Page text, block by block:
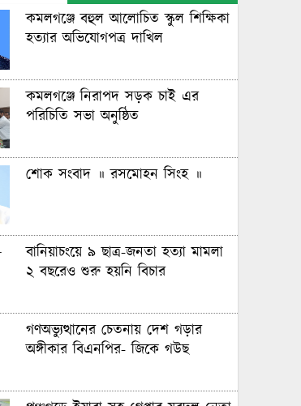
কমলগঞ্জে বহুল আলোচিত স্কুল শিক্ষিকা
হত্যার অভিযোগপত্র দাখিল
কমলগঞ্জে নিরাপদ সড়ক চাই এর
পরিচিতি সভা অনুষ্ঠিত
শোক সংবাদ ॥ রসমোহন সিংহ ॥
বানিয়াচংয়ে ৯ ছাত্র-জনতা হত্যা মামলা
২ বছরেও শুরু হয়নি বিচার
গণঅভ্যুত্থানের চেতনায় দেশ গড়ার
অঙ্গীকার বিএনপির- জিকে গউছ